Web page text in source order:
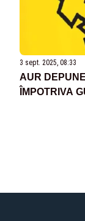
3 sept. 2025, 08:33
AUR
ÎMPOTRIVA